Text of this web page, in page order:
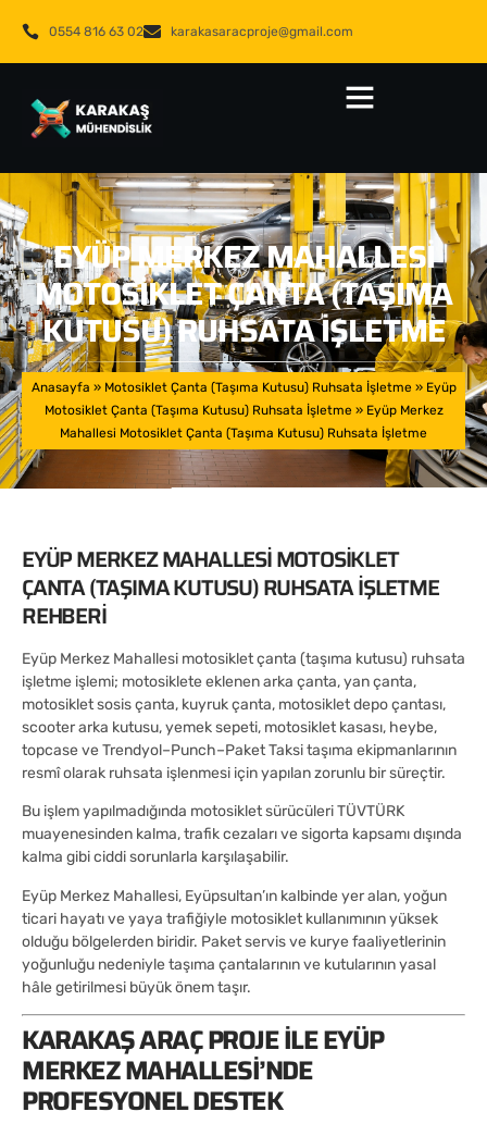
0554 816 63 02 karakasaracproje@gmail.com
EYÜP MERKEZ MAHALLESI
MOTOSIKLET ÇANTA (TAŞIMA
KUTUSU) RUHSATA İŞLETME
Anasayfa » Motosiklet Çanta (Taşıma Kutusu) Ruhsata İşletme » Eyüp
Motosiklet Çanta (Taşıma Kutusu) Ruhsata İşletme » Eyüp Merkez
Mahallesi Motosiklet Çanta (Taşıma Kutusu) Ruhsata İşletme
EYÜP MERKEZ MAHALLESI MOTOSIKLET
ÇANTA (TAŞIMA KUTUSU) RUHSATA İŞLETME
REHBERI
Eyüp Merkez Mahallesi motosiklet çanta (taşıma kutusu) ruhsata
işletme işlemi; motosiklete eklenen arka çanta, yan çanta,
motosiklet sosis çanta, kuyruk çanta, motosiklet depo çantası,
scooter arka kutusu, yemek sepeti, motosiklet kasası, heybe,
topcase ve Trendyol–Punch–Paket Taksi taşıma ekipmanlarının
resmî olarak ruhsata işlenmesi için yapılan zorunlu bir süreçtir.
Bu işlem yapılmadığında motosiklet sürücüleri TÜVTÜRK
muayenesinden kalma, trafik cezaları ve sigorta kapsamı dışında
kalma gibi ciddi sorunlarla karşılaşabilir.
Eyüp Merkez Mahallesi, Eyüpsultan’ın kalbinde yer alan, yoğun
ticari hayatı ve yaya trafiğiyle motosiklet kullanımının yüksek
olduğu bölgelerden biridir. Paket servis ve kurye faaliyetlerinin
yoğunluğu nedeniyle taşıma çantalarının ve kutularının yasal
hâle getirilmesi büyük önem taşır.
KARAKAŞ ARAÇ PROJE ILE EYÜP
MERKEZ MAHALLESI’NDE
PROFESYONEL DESTEK